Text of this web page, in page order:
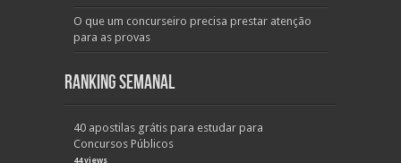
O que um concurseiro precisa prestar atenção
para as provas
Ranking Semanal
40 apostilas grátis para estudar para
Concursos Públicos
44 views